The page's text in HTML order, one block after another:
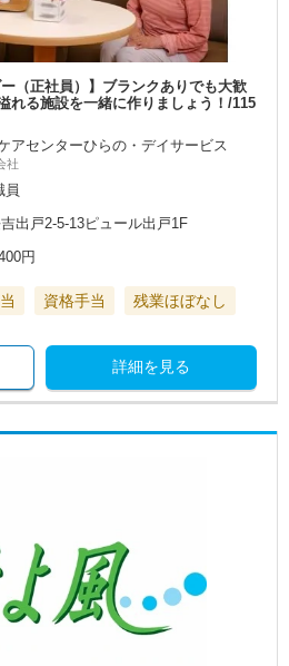
（正社員）】ブランクありでも大歓
れる施設を一緒に作りましょう！/115
アセンターひらの・デイサービス
社
員
出戸2-5-13ピュール出戸1F
円
資格手当 残業ほぼなし
詳細を見る